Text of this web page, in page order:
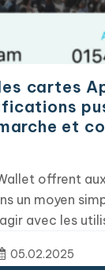
cartes
et
offrent
un moyen
avec les
plus
réside dans les
05.02.2025